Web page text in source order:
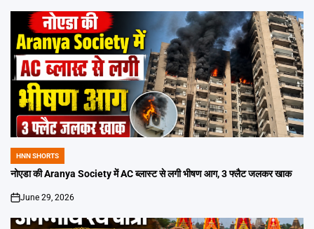
POSTED
IN
HNN SHORTS
नोएडा की Aranya Society में AC ब्लास्ट से लगी भीषण आग, 3 फ्लैट जलकर खाक
on
June 29, 2026